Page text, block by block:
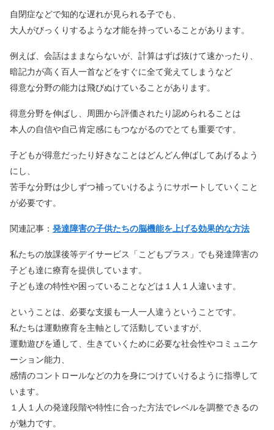
自閉症などで知的な遅れが見られる子でも、
大人がびっくりするような才能を持っていることがあります。
例えば、会話はままならないが、計算はずば抜けて速かったり、
暗記力が高く百人一首などをすぐに全て覚えてしまうなど
得意な分野の能力は飛びぬけていることがあります。
得意分野を伸ばし、周囲から評価されたり認められることは
本人の自信や自己肯定感にもつながるのでとても重要です。
子どもが得意だったり好きなことはどんどん伸ばしてあげるよう
にし、
苦手な分野は少しずつ補っていけるようにサポートしていくこと
が必要です。
関連記事： 発達障害の子供たちの脳機能を上げる効果的な方法
私たちの放課後等デイサービス「こどもプラス」でも発達障害の
子ども達に療育を提供しています。
子ども達の特性や困っていることなどは１人１人違います。
ということは、必要な支援も一人一人違うということです。
私たちは運動療育を主軸として活動していますが、
運動遊びを通して、生きていくために必要な社会性やコミュニケ
ーション能力、
感情のコントロールなどの力を身につけていけるように指導して
います。
１人１人の発達段階や特性に合った方法でレベルを調整できるの
が魅力です。